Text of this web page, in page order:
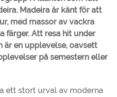
Madeira är känt för att
med massor av vackra
färger. Att resa hit under
är en upplevelse, oavsett
på semestern eller
ett stort urval av moderna